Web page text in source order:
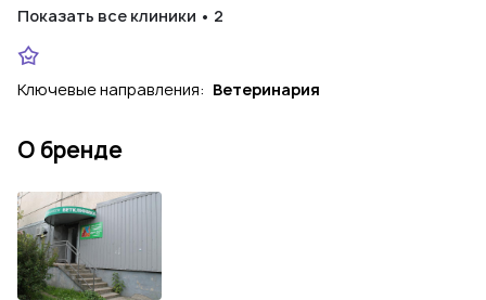
Показать все клиники • 2
Ключевые направления: Ветеринария
О бренде